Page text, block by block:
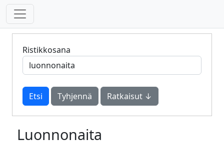
Ristikkosana
Tyhjennä Ratkaisut ↓
Luonnonaita